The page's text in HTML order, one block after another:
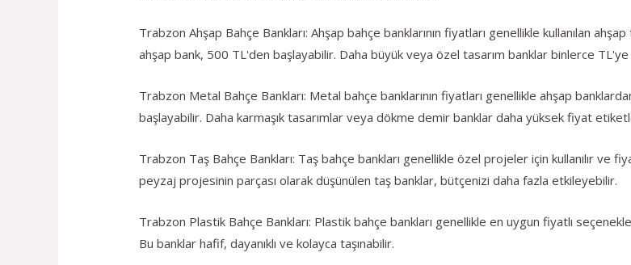
Trabzon Ahşap Bahçe Bankları: Ahşap bahçe banklarının fiyatları genellikle kullanılan
ahşap bank, 500 TL'den başlayabilir. Daha büyük veya özel tasarım banklar binlerce
Trabzon Metal Bahçe Bankları: Metal bahçe banklarının fiyatları genellikle ahşap
başlayabilir. Daha karmaşık tasarımlar veya dökme demir banklar daha yüksek fiyat
Trabzon Taş Bahçe Bankları: Taş bahçe bankları genellikle özel projeler için kullanılır ve
peyzaj projesinin parçası olarak düşünülen taş banklar, bütçenizi daha fazla etkileyebilir.
Trabzon Plastik Bahçe Bankları: Plastik bahçe bankları genellikle en uygun fiyatlı
Bu banklar hafif, dayanıklı ve kolayca taşınabilir.